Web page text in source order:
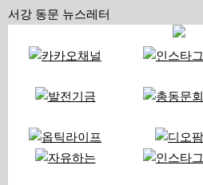
서강 동문 뉴스레터